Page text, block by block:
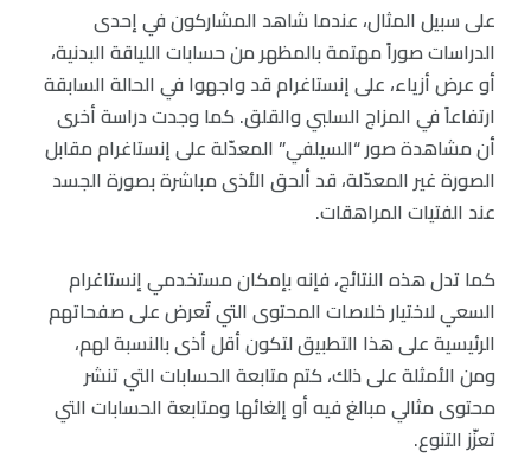
على سبيل المثال، عندما شاهد المشاركون في إحدى
الدراسات صوراً مهتمة بالمظهر من حسابات اللياقة البدنية،
أو عرض أزياء، على إنستاغرام قد واجهوا في الحالة السابقة
ارتفاعاً في المزاج السلبي والقلق. كما وجدت دراسة أخرى
أن مشاهدة صور “السيلفي” المعدّلة على إنستاغرام مقابل
الصورة غير المعدّلة، قد ألحق الأذى مباشرة بصورة الجسد
عند الفتيات المراهقات.
كما تدل هذه النتائج، فإنه بإمكان مستخدمي إنستاغرام
السعي لاختيار خلاصات المحتوى التي تُعرض على صفحاتهم
الرئيسية على هذا التطبيق لتكون أقل أذى بالنسبة لهم،
ومن الأمثلة على ذلك، كتم متابعة الحسابات التي تنشر
محتوى مثالي مبالغ فيه أو إلغائها ومتابعة الحسابات التي
تعزّز التنوع.